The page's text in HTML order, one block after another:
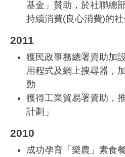
基金」贊助，於社聯總
持續消費(良心消費)的社
2011
獲民政事務總署資助加
用程式及網上搜尋器，
動
獲得工業貿易署資助，
計劃」
2010
成功孕育「樂農」素食